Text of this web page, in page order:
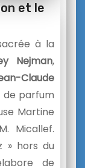
et le
à la
Nejman,
Claude
parfum
Martine
Micallef.
» hors du
de